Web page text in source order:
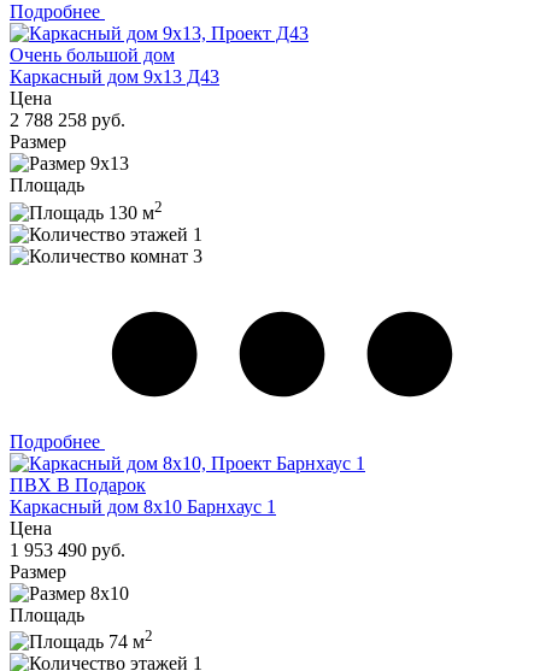
Подробнее
Очень большой дом
Каркасный дом 9х13 Д43
Цена
2 788 258 руб.
Размер
9х13
Площадь
130 м2
1
3
Подробнее
ПВХ В Подарок
Каркасный дом 8х10 Барнхаус 1
Цена
1 953 490 руб.
Размер
8х10
Площадь
74 м2
1